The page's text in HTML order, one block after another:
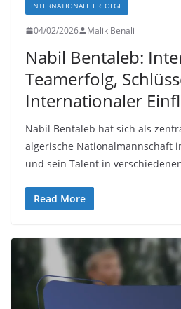
INTERNATIONALE ERFOLGE
04/02/2026 Malik Benali
Nabil Bentaleb:
Teamerfolg,
Internationaler
Nabil Bentaleb hat sich als
algerische Nationalmannschaft
und sein Talent in
Read More